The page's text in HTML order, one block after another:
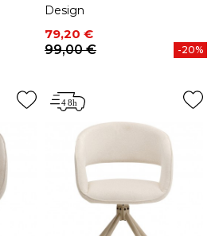
Design
Prix
79,20 €
Prix de base
99,00 €
-20%